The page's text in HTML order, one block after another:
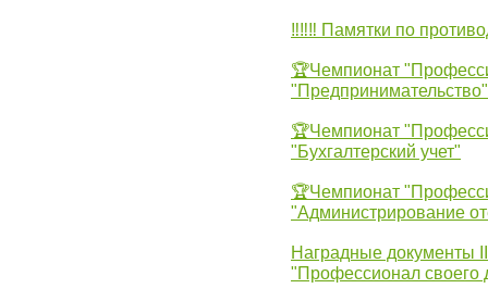
‼‼‼ Памятки по
🏆Чемпионат
"Предпринимательство"
🏆Чемпионат
"Бухгалтерский учет"
🏆Чемпионат
"Администрирование
Наградные документы
"Профессионал своего